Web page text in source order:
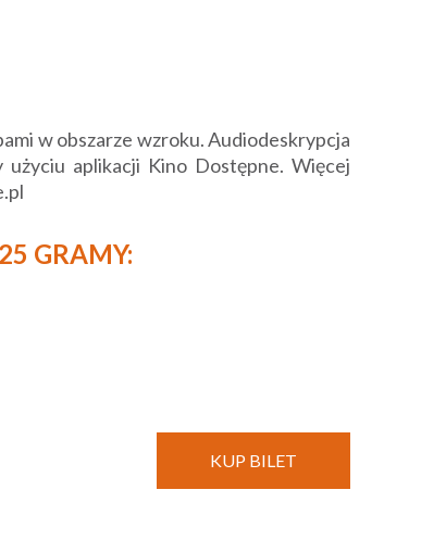
w obszarze wzroku. Audiodeskrypcja
aplikacji Kino Dostępne. Więcej
GRAMY:
KUP BILET